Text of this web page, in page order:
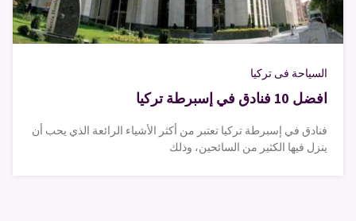
السياحة فى تركيا
افضل 10 فنادق في إسبرطة تركيا
فنادق في إسبرطة تركيا تعتبر من أكثر الأشياء الرائعة الذي يحب أن
ينزل فيها الكثير من السائحين، وذلك